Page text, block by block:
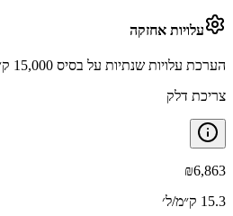
עלויות אחזקה
הערכת עלויות שנתיות על בסיס 15,000 ק״מ בשנה
צריכת דלק
₪6,863
15.3 ק״מ/ל׳